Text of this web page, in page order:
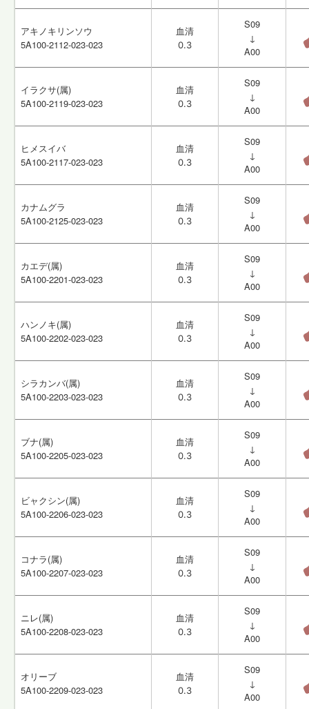
アキノキリンソウ
5A100-2112-023-023
血清
0.3
S09
↓
A00
イラクサ(属)
5A100-2119-023-023
血清
0.3
S09
↓
A00
ヒメスイバ
5A100-2117-023-023
血清
0.3
S09
↓
A00
カナムグラ
5A100-2125-023-023
血清
0.3
S09
↓
A00
カエデ(属)
5A100-2201-023-023
血清
0.3
S09
↓
A00
ハンノキ(属)
5A100-2202-023-023
血清
0.3
S09
↓
A00
シラカンバ(属)
5A100-2203-023-023
血清
0.3
S09
↓
A00
ブナ(属)
5A100-2205-023-023
血清
0.3
S09
↓
A00
ビャクシン(属)
5A100-2206-023-023
血清
0.3
S09
↓
A00
コナラ(属)
5A100-2207-023-023
血清
0.3
S09
↓
A00
ニレ(属)
5A100-2208-023-023
血清
0.3
S09
↓
A00
オリーブ
5A100-2209-023-023
血清
0.3
S09
↓
A00
アキノキリンソウ
5A100-2112-023-023
血清
0.3
S09
↓
A00
イラクサ(属)
5A100-2119-023-023
血清
0.3
S09
↓
A00
ヒメスイバ
5A100-2117-023-023
血清
0.3
S09
↓
A00
カナムグラ
5A100-2125-023-023
血清
0.3
S09
↓
A00
カエデ(属)
5A100-2201-023-023
血清
0.3
S09
↓
A00
ハンノキ(属)
5A100-2202-023-023
血清
0.3
S09
↓
A00
シラカンバ(属)
5A100-2203-023-023
血清
0.3
S09
↓
A00
ブナ(属)
5A100-2205-023-023
血清
0.3
S09
↓
A00
ビャクシン(属)
5A100-2206-023-023
血清
0.3
S09
↓
A00
コナラ(属)
5A100-2207-023-023
血清
0.3
S09
↓
A00
ニレ(属)
5A100-2208-023-023
血清
0.3
S09
↓
A00
オリーブ
5A100-2209-023-023
血清
0.3
S09
↓
A00